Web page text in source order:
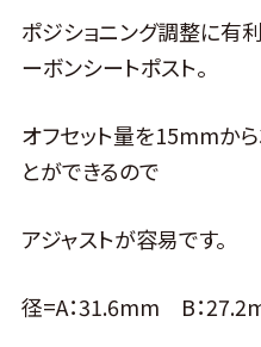
ポジショニング調整に有
ーボンシートポスト。
オフセット量を15mmか
とができるので
アジャストが容易です。
径=A：31.6mm B：